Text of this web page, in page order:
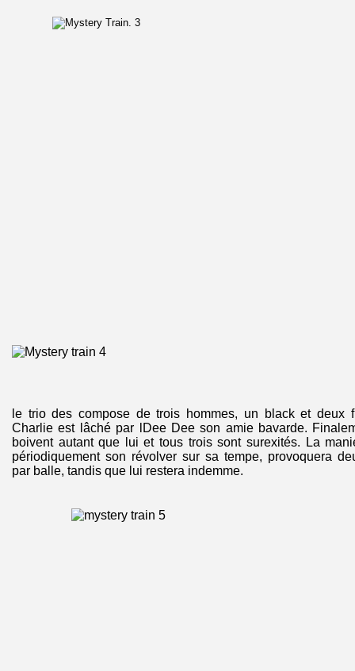
le trio des compose de trois hommes, un black et deux
Charlie est lâché par lDee Dee son amie bavarde.
boivent autant que lui et tous trois sont surexités. La
périodiquement son révolver sur sa tempe, provoquera
par balle, tandis que lui restera indemme.